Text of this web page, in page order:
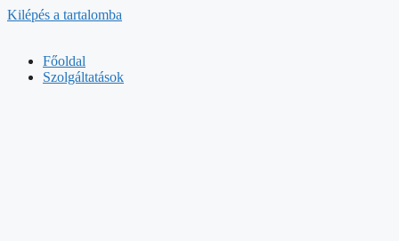
Kilépés a tartalomba
Főoldal
Szolgáltatások